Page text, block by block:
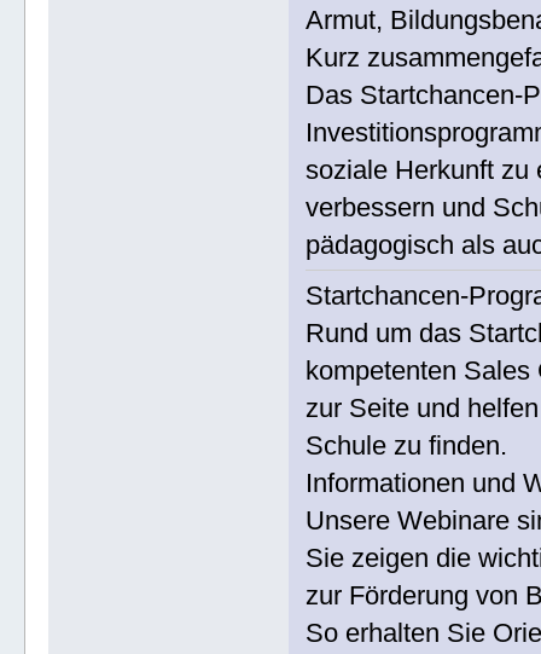
Armut,
Kurz
Das
soziale Herkunft zu
verbessern und
pädagogisch als
Startchancen-
Rund um das
kompetenten
zur Seite und
Schule zu finden.
Informationen und
Unsere Webinare
Sie zeigen die
zur Förderung von
So erhalten Sie